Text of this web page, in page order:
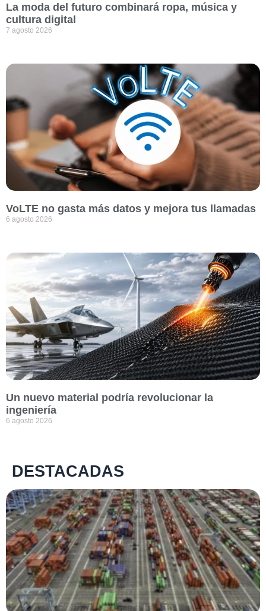
La moda del futuro combinará ropa, música y
cultura digital
7 agosto 2026
VoLTE no gasta más datos y mejora tus llamadas
6 agosto 2026
Un nuevo material podría revolucionar la
ingeniería
6 agosto 2026
DESTACADAS